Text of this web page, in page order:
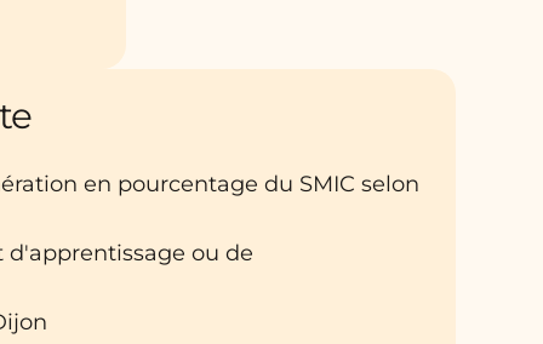
en pourcentage du SMIC selon
d'apprentissage ou de